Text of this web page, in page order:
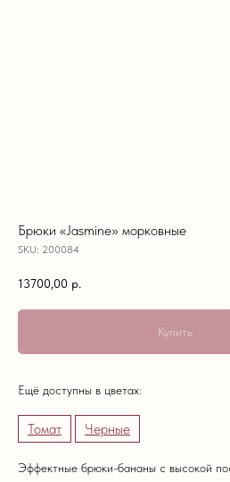
Брюки «Jasmine» морковные
SKU: 200084
13700,00 р.
Купить
Ещё доступны в цветах:
Томат Черные
Эффектные брюки-бананы с высокой